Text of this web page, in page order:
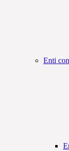
Enti